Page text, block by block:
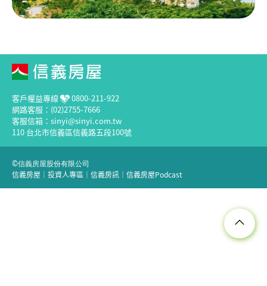
客戶權益專線
0800-211-922
網路客服：(02)2755-7666
客服信箱：sinyi@sinyi.com.tw
110 台北市信義區信義路五段100號
©信義房屋股份有限公司
信義房屋 ｜ 投資人專區 ｜ 信義房訊 ｜ 信義房屋Podcast